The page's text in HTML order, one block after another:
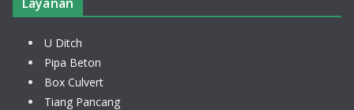
U Ditch
Pipa Beton
Box Culvert
Tiang Pancang